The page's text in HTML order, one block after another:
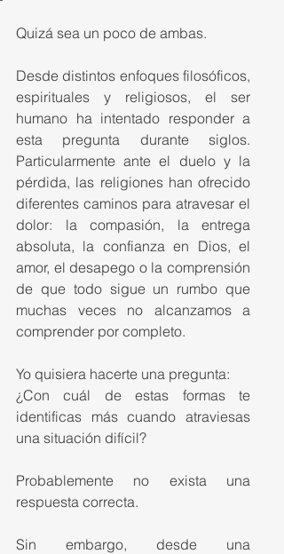
Quizá sea un poco de ambas.
Desde distintos enfoques filosóficos,
espirituales y religiosos, el ser
humano ha intentado responder a
esta pregunta durante siglos.
Particularmente ante el duelo y la
pérdida, las religiones han ofrecido
diferentes caminos para atravesar el
dolor: la compasión, la entrega
absoluta, la confianza en Dios, el
amor, el desapego o la comprensión
de que todo sigue un rumbo que
muchas veces no alcanzamos a
comprender por completo.
Yo quisiera hacerte una pregunta:
¿Con cuál de estas formas te
identificas más cuando atraviesas
una situación difícil?
Probablemente no exista una
respuesta correcta.
Sin embargo, desde una